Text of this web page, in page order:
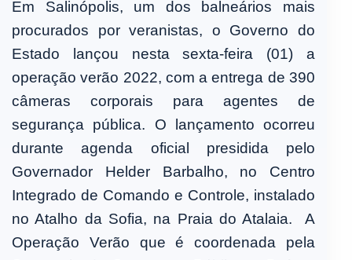
Em Salinópolis, um dos balneários mais
procurados por veranistas, o Governo do
Estado lançou nesta sexta-feira (01) a
operação verão 2022, com a entrega de 390
câmeras corporais para agentes de
segurança pública. O lançamento ocorreu
durante agenda oficial presidida pelo
Governador Helder Barbalho, no Centro
Integrado de Comando e Controle, instalado
no Atalho da Sofia, na Praia do Atalaia. A
Operação Verão que é coordenada pela